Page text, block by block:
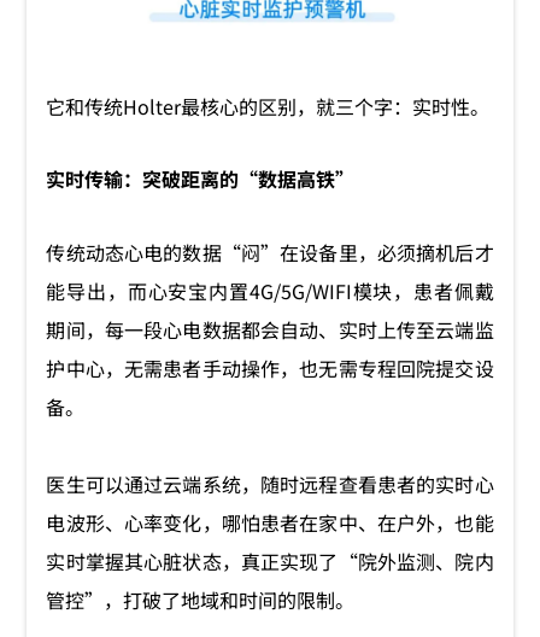
它和传统Holter最核心的区别，就三个字：实时性。
实时传输：突破距离的“数据高铁”
传统动态心电的数据“闷”在设备里，必须摘机后才
能导出，而心安宝内置4G/5G/WIFI模块，患者佩戴
期间，每一段心电数据都会自动、实时上传至云端监
护中心，无需患者手动操作，也无需专程回院提交设
备。
医生可以通过云端系统，随时远程查看患者的实时心
电波形、心率变化，哪怕患者在家中、在户外，也能
实时掌握其心脏状态，真正实现了“院外监测、院内
管控”，打破了地域和时间的限制。